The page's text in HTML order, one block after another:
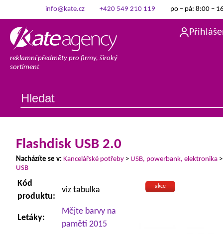
info@kate.cz +420 549 210 119 po – pá: 8:00 –
reklamní předměty pro firmy, široký
sortiment
Flashdisk USB 2.0
Nacházíte se v: Kancelářské potřeby > USB, powerbank, elektronika
USB
akce
Kód
produktu:
viz tabulka
Letáky:
Mějte barvy na
paměti 2015